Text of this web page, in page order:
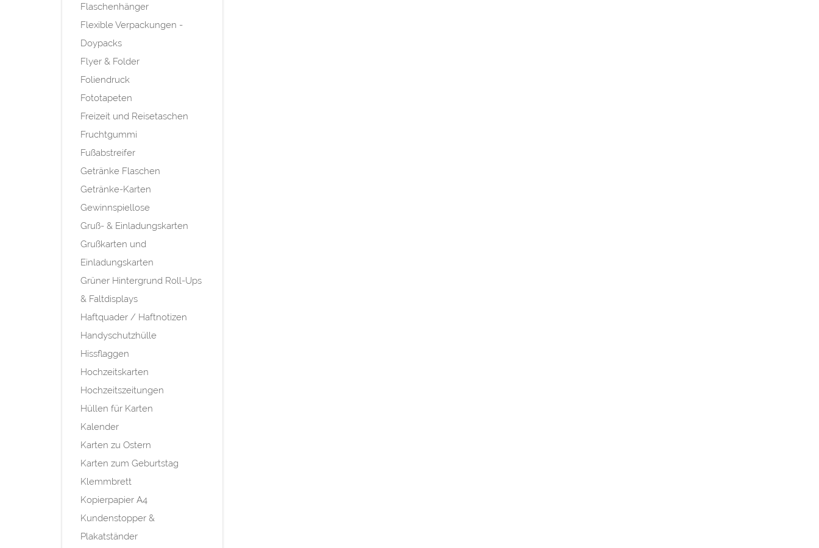
Flaschenhänger
Flexible Verpackungen -
Doypacks
Flyer & Folder
Foliendruck
Fototapeten
Freizeit und Reisetaschen
Fruchtgummi
Fußabstreifer
Getränke Flaschen
Getränke-Karten
Gewinnspiellose
Gruß- & Einladungskarten
Grußkarten und
Einladungskarten
Grüner Hintergrund Roll-Ups
& Faltdisplays
Haftquader / Haftnotizen
Handyschutzhülle
Hissflaggen
Hochzeitskarten
Hochzeitszeitungen
Hüllen für Karten
Kalender
Karten zu Ostern
Karten zum Geburtstag
Klemmbrett
Kopierpapier A4
Kundenstopper &
Plakatständer